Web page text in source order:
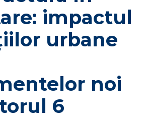
impactul
urbane
noi
6